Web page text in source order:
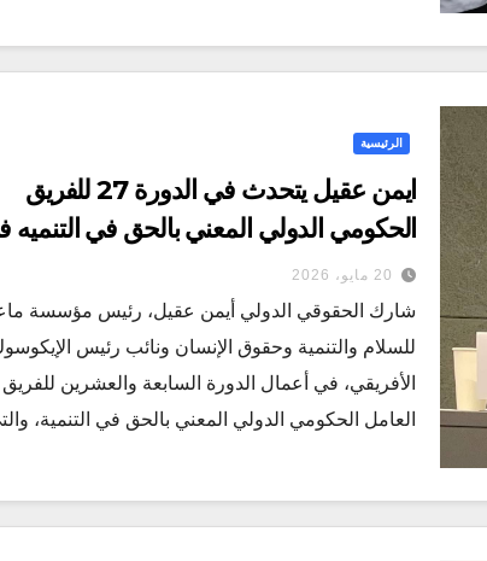
الرئيسية
ايمن عقيل يتحدث في الدورة 27 للفريق
الحكومي الدولي المعني بالحق في التنميه
جنيف
20 مايو، 2026
شارك الحقوقي الدولي أيمن عقيل، رئيس مؤسسة
للسلام والتنمية وحقوق الإنسان ونائب رئيس
الأفريقي، في أعمال الدورة السابعة والعشرين للفريق
العامل الحكومي الدولي المعني بالحق في التنمية،